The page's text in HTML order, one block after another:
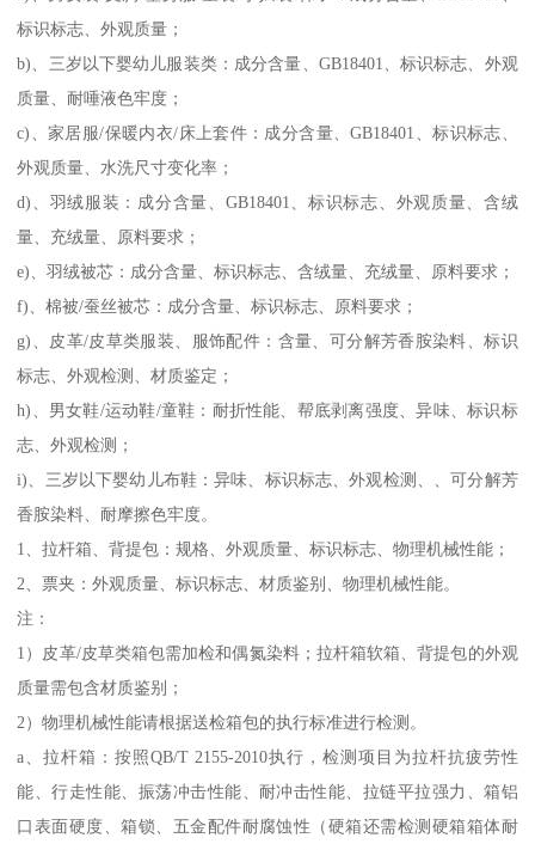
标识标志、外观质量；
b)、三岁以下婴幼儿服装类：成分含量、GB18401、标识标志、外观
质量、耐唾液色牢度；
c)、家居服/保暖内衣/床上套件：成分含量、GB18401、标识标志、
外观质量、水洗尺寸变化率；
d)、羽绒服装：成分含量、GB18401、标识标志、外观质量、含绒
量、充绒量、原料要求；
e)、羽绒被芯：成分含量、标识标志、含绒量、充绒量、原料要求；
f)、棉被/蚕丝被芯：成分含量、标识标志、原料要求；
g)、皮革/皮草类服装、服饰配件：含量、可分解芳香胺染料、标识
标志、外观检测、材质鉴定；
h)、男女鞋/运动鞋/童鞋：耐折性能、帮底剥离强度、异味、标识标
志、外观检测；
i)、三岁以下婴幼儿布鞋：异味、标识标志、外观检测、、可分解芳
香胺染料、耐摩擦色牢度。
1、拉杆箱、背提包：规格、外观质量、标识标志、物理机械性能；
2、票夹：外观质量、标识标志、材质鉴别、物理机械性能。
注：
1）皮革/皮草类箱包需加检和偶氮染料；拉杆箱软箱、背提包的外观
质量需包含材质鉴别；
2）物理机械性能请根据送检箱包的执行标准进行检测。
a、拉杆箱：按照QB/T 2155-2010执行，检测项目为拉杆抗疲劳性
能、行走性能、振荡冲击性能、耐冲击性能、拉链平拉强力、箱铝
口表面硬度、箱锁、五金配件耐腐蚀性（硬箱还需检测硬箱箱体耐